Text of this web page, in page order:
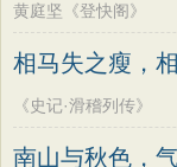
黄庭坚《登快阁》
相马失之瘦，
《史记·滑稽列传》
南山与秋色，